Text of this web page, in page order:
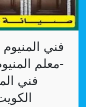
-معلم
فني